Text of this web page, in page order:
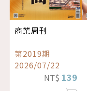
商業周刊
第2019期
2026/07/22
NT$ 139